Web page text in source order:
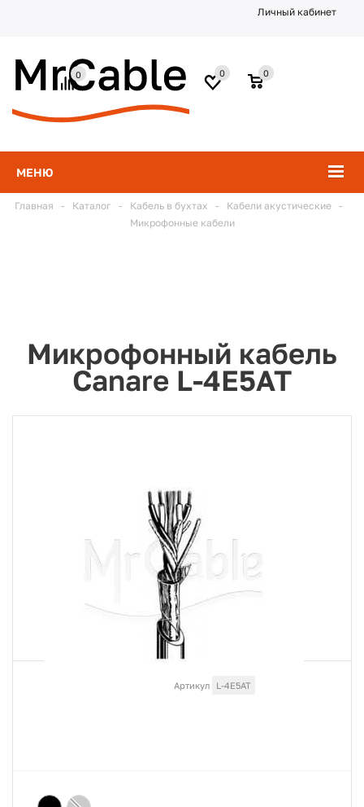
Личный кабинет
МЕНЮ
0
0
0
Главная - Каталог - Кабель в бухтах - Кабели акустические
-
Микрофонные кабели
Микрофонный кабель
Canare L-4E5AT
Артикул L-4E5AT